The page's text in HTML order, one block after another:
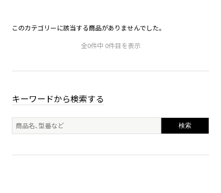
このカテゴリーに該当する商品がありませんでした。
全0件中 0件目を表示
キーワードから検索する
検索